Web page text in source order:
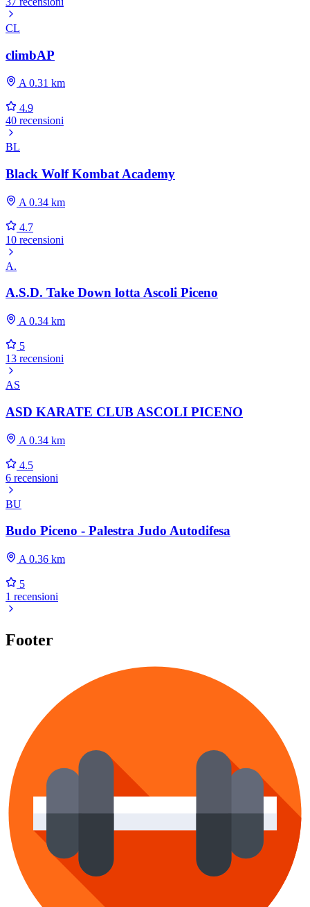
CL
climbAP
A 0.31 km
4.9
40 recensioni
BL
Black Wolf Kombat Academy
A 0.34 km
4.7
10 recensioni
A.
A.S.D. Take Down lotta Ascoli Piceno
A 0.34 km
5
13 recensioni
AS
ASD KARATE CLUB ASCOLI PICENO
A 0.34 km
4.5
6 recensioni
BU
Budo Piceno - Palestra Judo Autodifesa
A 0.36 km
5
1 recensioni
Footer